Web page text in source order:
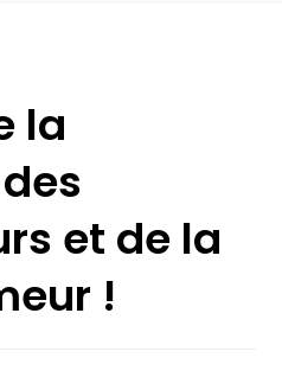
la
et de la
!